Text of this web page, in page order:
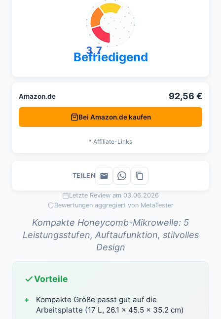
Letzte Review am 03.06.2026
Bewertungen aggregiert von MetaTester
Kompakte Honeycomb-Mikrowelle: 5
Leistungsstufen, Auftaufunktion, stilvolles
Design
Vorteile
Kompakte Größe passt gut auf die
Arbeitsplatte (17 L, 26.1 x 45.5 x 35.2 cm)
3,7
Befriedigend
Amazon.de 92,56 €
Bei Amazon.de kaufen
* Affiliate-Links
TEILEN